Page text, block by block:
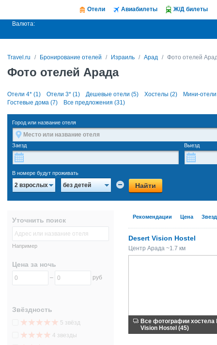
Отели Авиабилеты Ж/Д билеты
Валюта:
Travel.ru Бронирование отелей Израиль Арад Фото отелей
Фото отелей Арада
Отели 4* (1) Отели 3* (1) Дешевые отели (5) Хостелы (2)
Мини-
Гостевые дома (7)
Все предложения (31)
Город или название отеля
Заезд Выезд
В номере будут проживать
2 взрослых без детей Найти
Уточнить поиск
Например
Цена за ночь
– руб
Звёздность
5 звёзд
4 звезды
Рекомендации Цена
Desert Vision Hostel
Центр Арада ~1.7 км
Все фотографии хостела
Vision Hostel (45)